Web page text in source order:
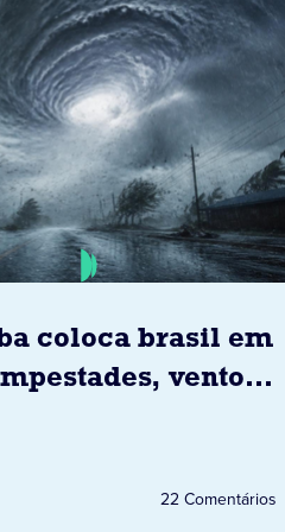
coloca brasil em
ventos
22 Comentários